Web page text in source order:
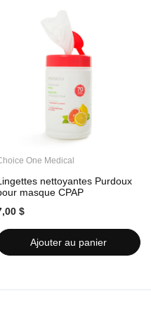
One Medical
nettoyantes Purdoux
masque CPAP
$
Ajouter au panier